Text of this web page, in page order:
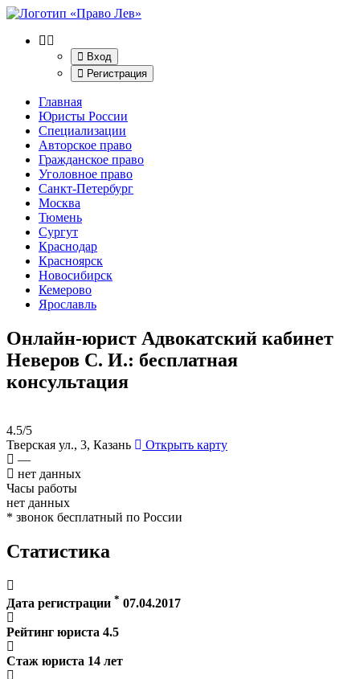
Вход
Регистрация
Главная
Юристы России
Специализации
Авторское право
Гражданское право
Уголовное право
Санкт-Петербург
Москва
Тюмень
Сургут
Краснодар
Красноярск
Новосибирск
Кемерово
Ярославль
Онлайн-юрист Адвокатский кабинет
Неверов С. И.: бесплатная
консультация
4.5/5
Тверская ул., 3, Казань
Открыть карту
—
нет данных
Часы работы
нет данных
* звонок бесплатный по России
Статистика
Дата регистрации * 07.04.2017
Рейтинг юриста 4.5
Стаж юриста 14 лет